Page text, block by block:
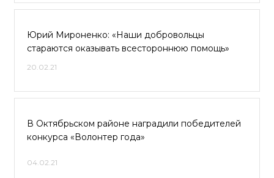
Юрий Мироненко: «Наши добровольцы
стараются оказывать всестороннюю помощь»
20.02.21
В Октябрьском районе наградили победителей
конкурса «Волонтер года»
04.02.21